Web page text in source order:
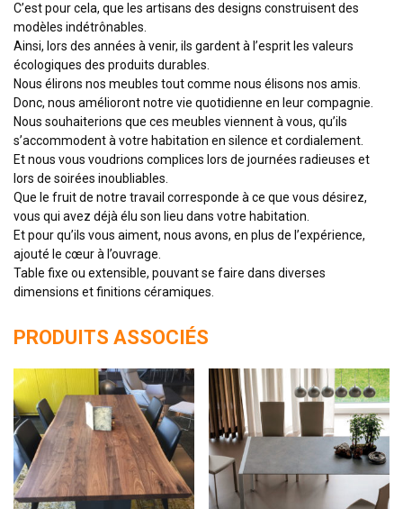
C’est pour cela, que les artisans des designs construisent des
modèles indétrônables.
Ainsi, lors des années à venir, ils gardent à l’esprit les valeurs
écologiques des produits durables.
Nous élirons nos meubles tout comme nous élisons nos amis.
Donc, nous amélioront notre vie quotidienne en leur compagnie.
Nous souhaiterions que ces meubles viennent à vous, qu’ils
s’accommodent à votre habitation en silence et cordialement.
Et nous vous voudrions complices lors de journées radieuses et
lors de soirées inoubliables.
Que le fruit de notre travail corresponde à ce que vous désirez,
vous qui avez déjà élu son lieu dans votre habitation.
Et pour qu’ils vous aiment, nous avons, en plus de l’expérience,
ajouté le cœur à l’ouvrage.
Table fixe ou extensible, pouvant se faire dans diverses
dimensions et finitions céramiques.
PRODUITS ASSOCIÉS